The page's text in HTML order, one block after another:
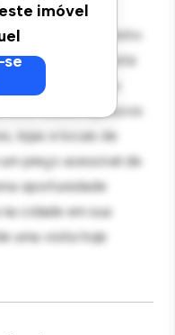
imóvel
se
elegante e
aberto é perfeito
sofisticada está
última geração.
você estará a poucos
lojas e locais de
preço acessível de
oportunidade
cidade em sua
uma visita hoje